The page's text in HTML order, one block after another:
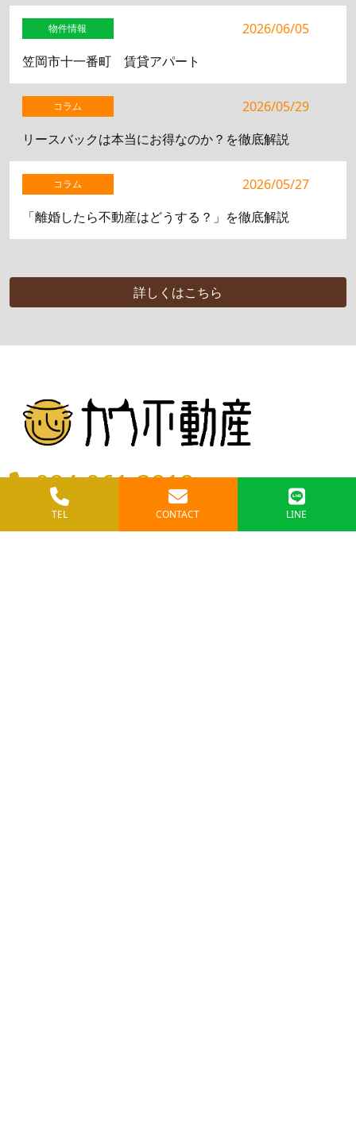
物件情報
2026/06/05
笠岡市十一番町 賃貸アパート
コラム
2026/05/29
リースバックは本当にお得なのか？を徹底解説
コラム
2026/05/27
「離婚したら不動産はどうする？」を徹底解説
詳しくはこちら
084-961-3818
TEL CONTACT LINE